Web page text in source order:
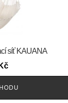
síť KAUANA
Kč